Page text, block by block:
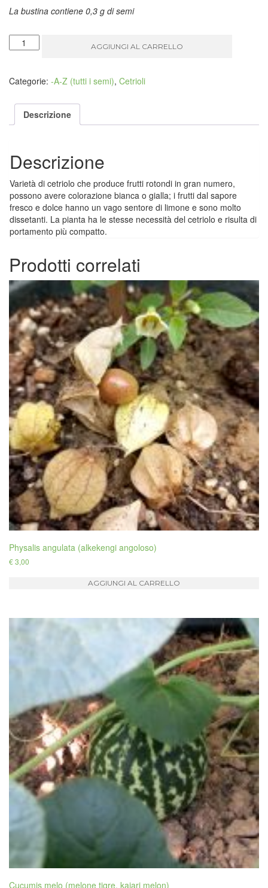
La bustina contiene 0,3 g di semi
Cucumis
sativus
Crystal
lemon
limone)
quantità
AGGIUNGI AL CARRELLO
Categorie: -A-Z (tutti i semi), Cetrioli
Descrizione
Descrizione
Varietà di cetriolo che produce frutti rotondi in gran numero,
possono avere colorazione bianca o gialla; i frutti dal sapore
fresco e dolce hanno un vago sentore di limone e sono molto
dissetanti. La pianta ha le stesse necessità del cetriolo e risulta di
portamento più compatto.
Prodotti correlati
Physalis angulata (alkekengi angoloso)
€3,00
AGGIUNGI AL CARRELLO
Cucumis melo (melone tigre, kajari melon)